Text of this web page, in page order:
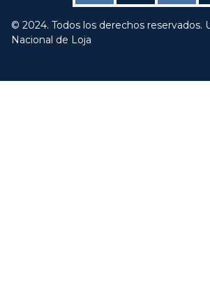
© 2024. Todos los derechos reservados.
Nacional de Loja